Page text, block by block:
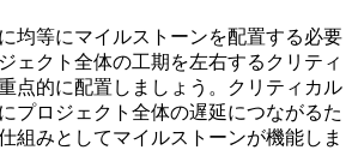
均等にマイルストーンを配置する必要
ェクト全体の工期を左右するクリティ
点的に配置しましょう。クリティカル
プロジェクト全体の遅延につながるた
組みとしてマイルストーンが機能しま